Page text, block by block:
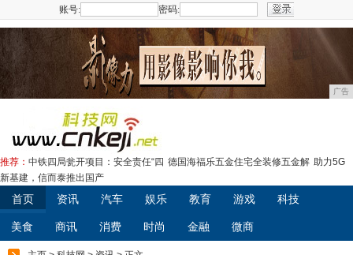
账号: 密码:
广告
推荐： 中铁四局瓮开项目：安全责任“四 德国海福乐五金住宅全装修五金解 助力5G
新基建，信而泰推出国产
首页 资讯 汽车 娱乐 教育 游戏 科技
美食 商讯 消费 时尚 金融 微商